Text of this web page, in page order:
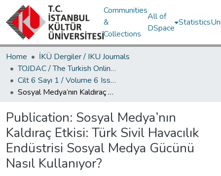
Communities
&
Collections
All of
DSpace
Statistics
Home
İKÜ Dergiler / IKU Journals
TOJDAC / The Turkish Online Journal of Design Art and Communication
Cilt 6 Sayı 1 / Volume 6 Issue 1
Sosyal Medya’nın Kaldıraç Etkisi: Türk Sivil Havacılık Endüstrisi Sosyal Medya Gücünü Nasıl Kullanıyor?
Publication: Sosyal Medya’nın
Kaldıraç Etkisi: Türk Sivil Havacılık
Endüstrisi Sosyal Medya Gücünü
Nasıl Kullanıyor?